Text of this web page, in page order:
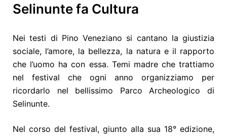
Selinunte fa Cultura
Nei testi di Pino Veneziano si cantano la giustizia
sociale, l’amore, la bellezza, la natura e il rapporto
che l’uomo ha con essa. Temi madre che trattiamo
nel festival che ogni anno organizziamo per
ricordarlo nel bellissimo Parco Archeologico di
Selinunte.
Nel corso del festival, giunto alla sua 18° edizione,